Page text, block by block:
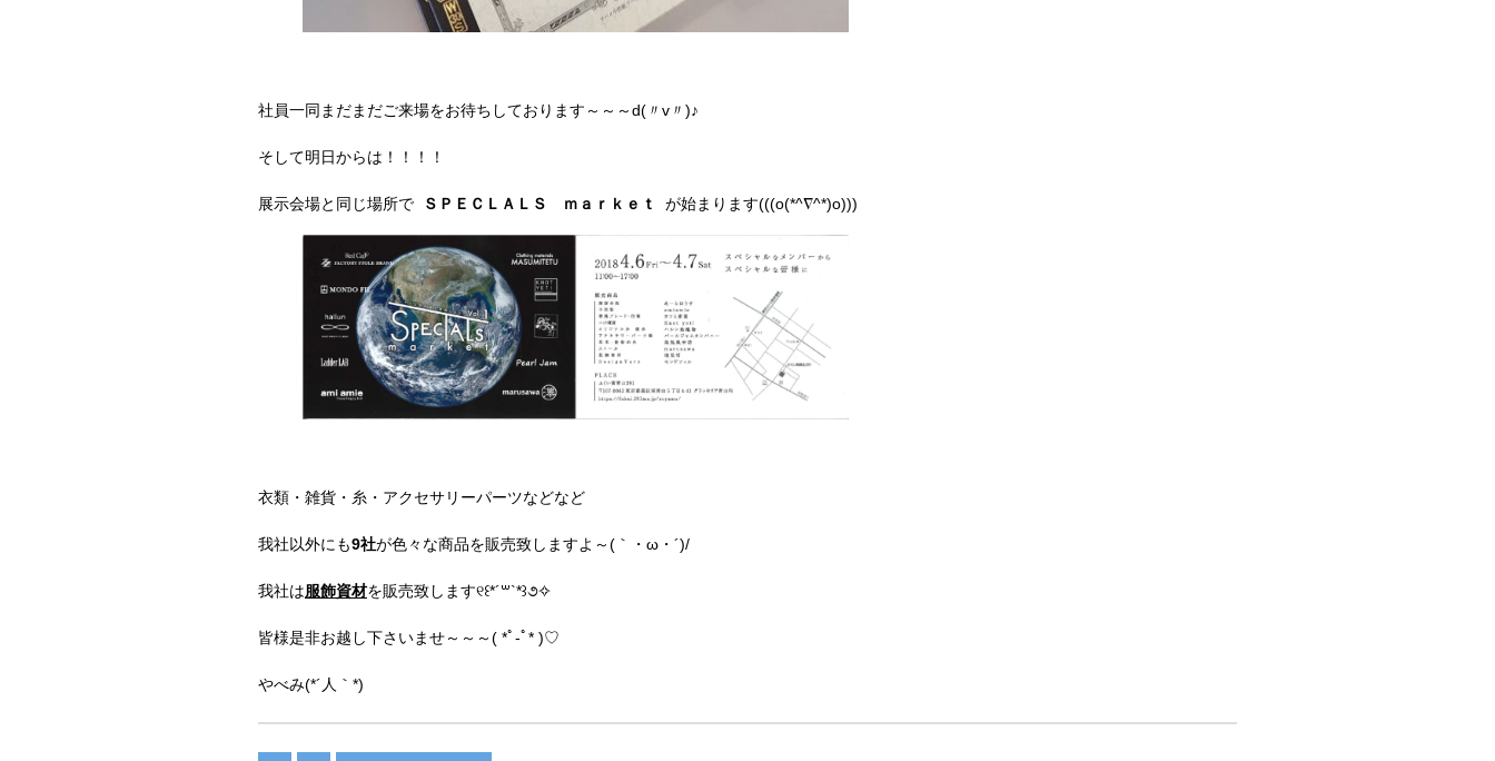
社員一同まだまだご来場をお待ちしております～～～d(〃v〃)♪
そして明日からは！！！！
展示会場と同じ場所で ＳＰＥＣＬＡＬＳ ｍａｒｋｅｔ が始まります(((o(*^∇^*)o)))
衣類・雑貨・糸・アクセサリーパーツなどなど
我社以外にも9社が色々な商品を販売致しますよ～(｀・ω・´)/
我社は服飾資材を販売致します୧꒰*´꒳`*꒱૭✧
皆様是非お越し下さいませ～～～( *ﾟ-ﾟ* )♡
やべみ(*´人｀*)